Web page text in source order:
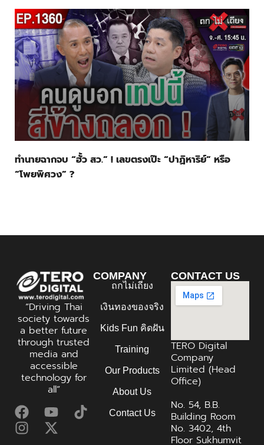
ทำนายฉากจบ “ฮั้ว สว.” ! เลขตรงเป๊ะ “ปาฏิหาริย์” หรือ
“โพยพิศวง” ?
“Driving Thai
society towards
a better future
through trusted
media and
accessible
technology for
all”
COMPANY
ถกไม่เถียง
เงินทองของจริง
Kids Fun คิดฝัน
Training
Our Products
About Us
Contact Us
CONTACT US
TERO Digital
Company
Limited (Head
Office)
No. 54, B.B.
Building Room
No. 3402, 4th
Floor Sukhumvit